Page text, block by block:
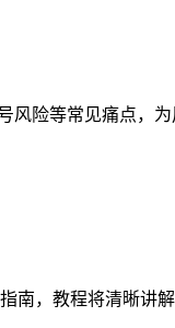
险等常见痛点，
，教程将清晰讲